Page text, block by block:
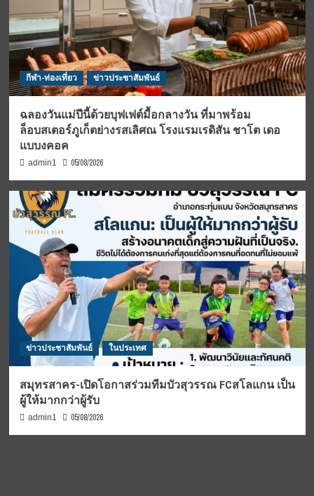
กีฬา-ท่องเที่ยว ข่าวประชาสัมพันธ์
ฉลองวันแม่ปีนี้ด้วยบุฟเฟต์มื้อกลางวัน ที่มาพร้อม
ล็อบสเตอร์ภูเก็ตย่างรสเลิศณ โรงแรมเรดิสัน ชาโต เดอ
แบบงคอค
admin1 05/08/2026
ข่าวประชาสัมพันธ์ ในประเทศ
สมุทรสาคร-เปิดโอกาสร่วมทีมบัวสุวรรณ FCสโลแกน เป็น
ผู้ให้มากกว่าผู้รับ
admin1 05/08/2026